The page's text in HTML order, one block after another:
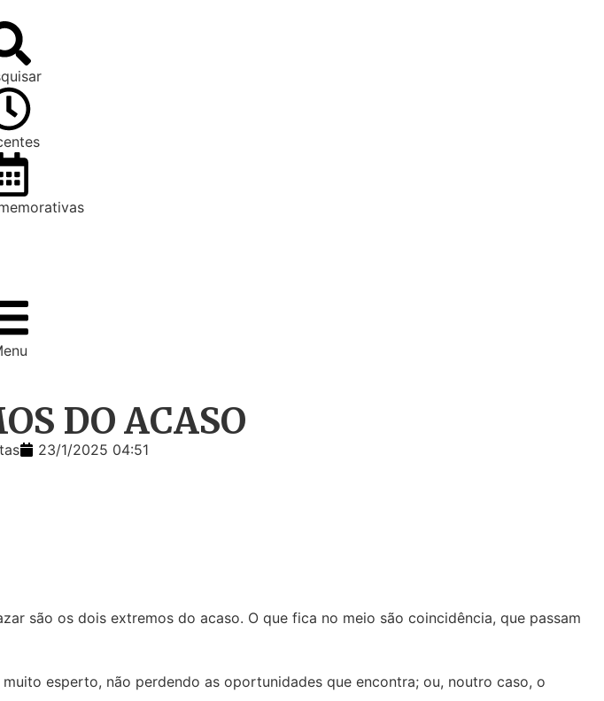
DO ACASO
23/1/2025 04:51
são os dois extremos do acaso. O que fica no meio são coincidência, que passam
esperto, não perdendo as oportunidades que encontra; ou, noutro caso, o